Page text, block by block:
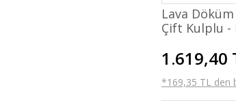
Lava
Çift Kulplu -
1.619,40
*169,35 TL den